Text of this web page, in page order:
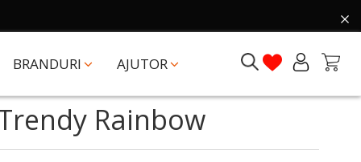
BRANDURI AJUTOR
Rainbow